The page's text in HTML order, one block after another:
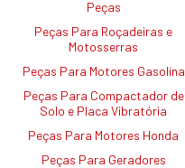
Peças
Peças Para Roçadeiras e
Motosserras
Peças Para Motores Gasolina
Peças Para Compactador de
Solo e Placa Vibratória
Peças Para Motores Honda
Peças Para Geradores